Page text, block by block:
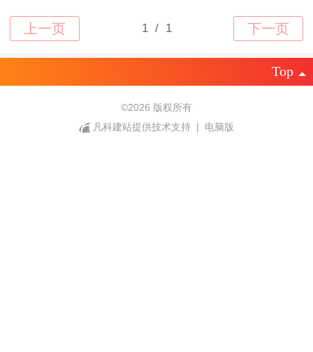
Top
©2026 版权所有
凡科建站提供技术支持
| 电脑版